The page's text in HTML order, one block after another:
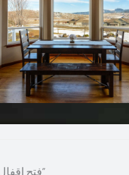
4 thoughts on “فتح اقفال”